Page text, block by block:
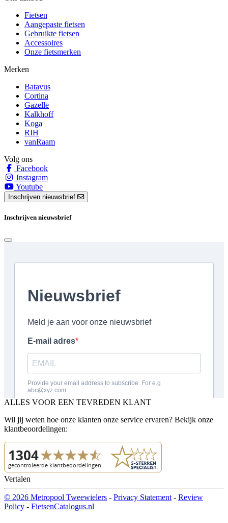
Fietsen
Aangepaste fietsen
Gebruikte fietsen
Accessoires
Onze fietsmerken
Merken
Batavus
Cortina
Gazelle
Kalkhoff
Koga
RIH
vanRaam
Volg ons
Facebook
Instagram
Youtube
Inschrijven nieuwsbrief
Inschrijven nieuwsbrief
ALLES VOOR EEN TEVREDEN KLANT
Wil jij weten hoe onze klanten onze service ervaren? Bekijk onze
klantbeoordelingen:
Vertalen
© 2026 Metropool Tweewielers - Privacy Statement - Review
Policy - FietsenCatalogus.nl